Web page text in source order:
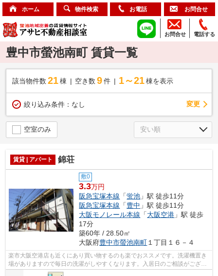
ホーム 物件検索 お電話 お問合せ
電話する
お問合せ
豊中市螢池南町 賃貸一覧
該当物件数 21棟 空き数 9 件 1～21 棟を表示
絞り込み条件： なし 変更
空室のみ
賃貸 | アパート 錦荘
敷0
3.3万円
阪急宝塚本線 「蛍池 」駅 徒歩11分
阪急宝塚本線 「豊中 」駅 徒歩11分
大阪モノレール本線 「大阪空港 」駅 徒歩
17分
築60年 / 28.50㎡
大阪府豊中市螢池南町 １丁目１６－４
楽市大阪空港店も近くにあり買い物するのも楽でおススメです。洗濯機置き
場がありますので毎日の洗濯がしやすくなります。入居日のご相談がござい
ましたら私たちにお任せ下さいね。2K...